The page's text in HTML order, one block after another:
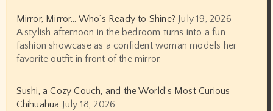
Mirror, Mirror… Who’s Ready to Shine? July 19, 2026
A stylish afternoon in the bedroom turns into a fun
fashion showcase as a confident woman models her
favorite outfit in front of the mirror.
Sushi, a Cozy Couch, and the World’s Most Curious
Chihuahua July 18, 2026